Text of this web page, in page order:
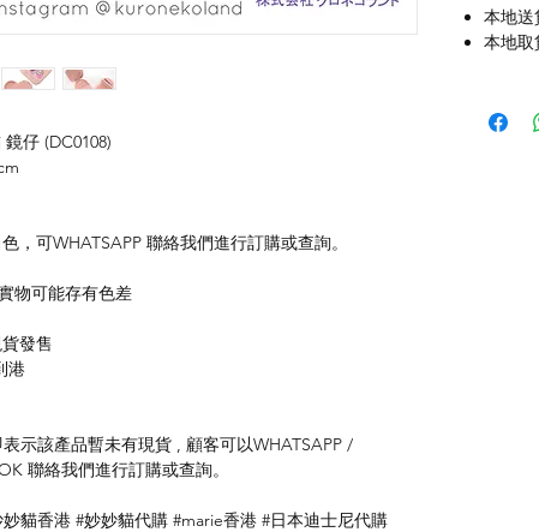
仔 (DC0108)
，可WHATSAPP 聯絡我們進行訂購或查詢。
物可能存有色差
發售
港
示該產品暫未有現貨 , 顧客可以WHATSAPP /
聯絡我們進行訂購或查詢。
貓香港 #妙妙貓代購 #marie香港 #日本迪士尼代購
本地送
本地取